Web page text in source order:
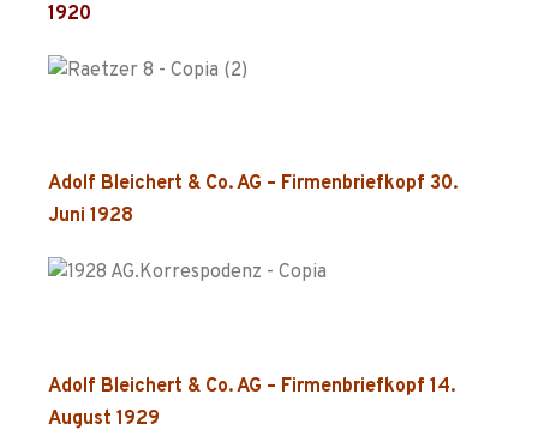
1920
Adolf Bleichert & Co. AG – Firmenbriefkopf 30.
Juni 1928
Adolf Bleichert & Co. AG – Firmenbriefkopf 14.
August 1929